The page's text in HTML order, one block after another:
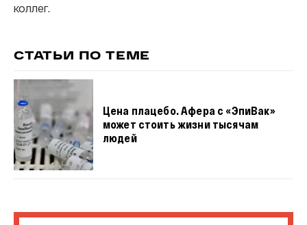
коллег.
СТАТЬИ ПО ТЕМЕ
Цена плацебо. Афера с «ЭпиВак»
может стоить жизни тысячам
людей